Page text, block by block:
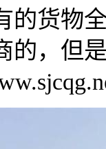
的货物
的，但